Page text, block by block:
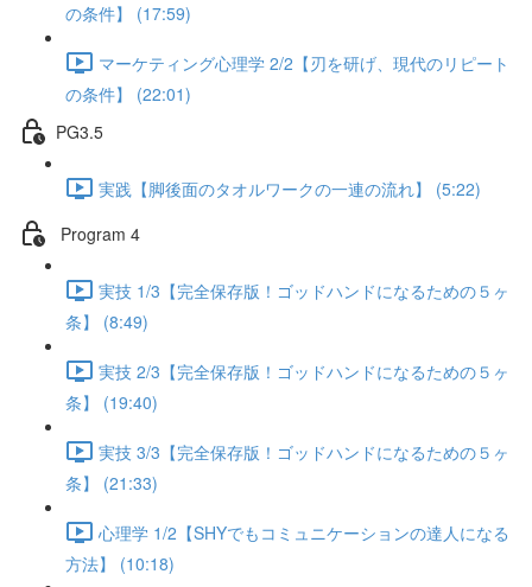
の条件】 (17:59)
マーケティング心理学 2/2【刃を研げ、現代のリピート
の条件】 (22:01)
PG3.5
実践【脚後面のタオルワークの一連の流れ】 (5:22)
Program 4
実技 1/3【完全保存版！ゴッドハンドになるための５ヶ
条】 (8:49)
実技 2/3【完全保存版！ゴッドハンドになるための５ヶ
条】 (19:40)
実技 3/3【完全保存版！ゴッドハンドになるための５ヶ
条】 (21:33)
心理学 1/2【SHYでもコミュニケーションの達人になる
方法】 (10:18)